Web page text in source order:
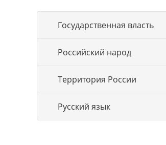
Государственная власть
Российский народ
Территория России
Русский язык